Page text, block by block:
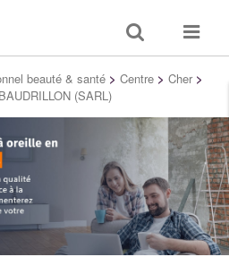
Toggle
search
Toggle
beauté & santé > Centre > Cher >
(SARL)